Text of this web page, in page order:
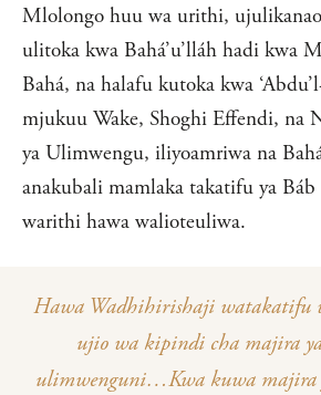
Mlolongo huu wa urithi,
ulitoka kwa Bahá’u’lláh hadi kwa
Bahá, na halafu kutoka kwa
mjukuu Wake, Shoghi Effendi, na
ya Ulimwengu, iliyoamriwa na
anakubali mamlaka takatifu ya Báb
warithi hawa walioteuliwa.
Hawa Wadhihirishaji watakatifu
ujio wa kipindi cha majira
ulimwenguni…Kwa kuwa majira